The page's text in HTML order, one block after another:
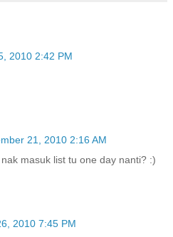
2010 2:42 PM
21, 2010 2:16 AM
masuk list tu one day nanti? :)
2010 7:45 PM